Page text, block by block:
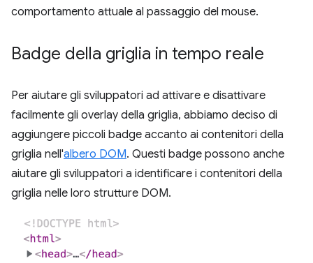
comportamento attuale al passaggio del mouse.
Badge della griglia in tempo reale
Per aiutare gli sviluppatori ad attivare e disattivare
facilmente gli overlay della griglia, abbiamo deciso di
aggiungere piccoli badge accanto ai contenitori della
griglia nell'albero DOM. Questi badge possono anche
aiutare gli sviluppatori a identificare i contenitori della
griglia nelle loro strutture DOM.